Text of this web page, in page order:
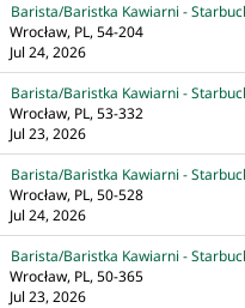
Barista/Baristka Kawiarni -
Wrocław, PL, 54-204
Jul 24, 2026
Barista/Baristka Kawiarni -
Wrocław, PL, 53-332
Jul 23, 2026
Barista/Baristka Kawiarni -
Wrocław, PL, 50-528
Jul 24, 2026
Barista/Baristka Kawiarni -
Wrocław, PL, 50-365
Jul 23, 2026